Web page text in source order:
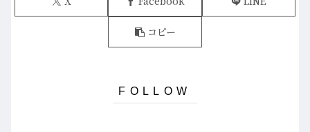
コピー